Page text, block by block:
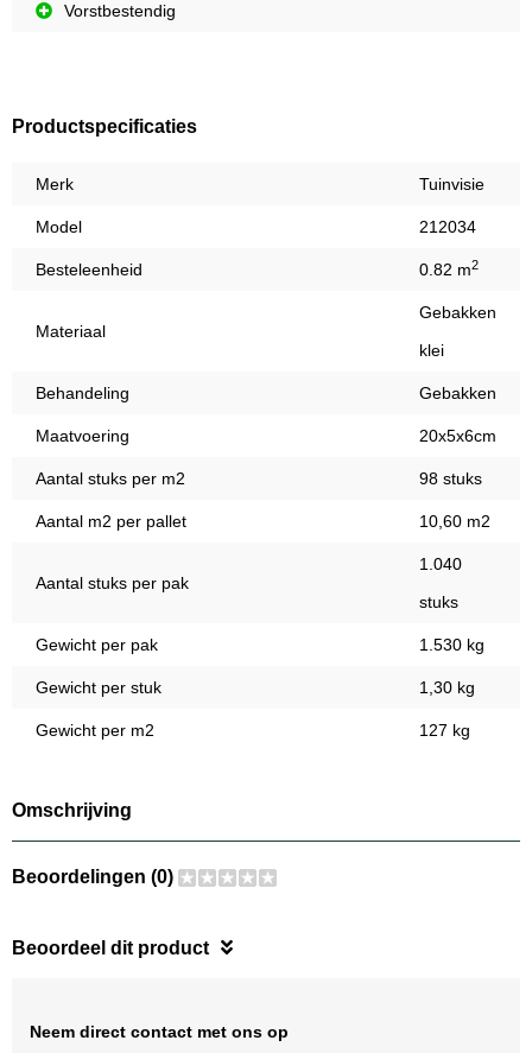
Vorstbestendig
Productspecificaties
Merk Tuinvisie
Model 212034
Besteleenheid 0.82 m2
Materiaal
Gebakken
klei
Behandeling Gebakken
Maatvoering 20x5x6cm
Aantal stuks per m2 98 stuks
Aantal m2 per pallet 10,60 m2
Aantal stuks per pak
1.040
stuks
Gewicht per pak 1.530 kg
Gewicht per stuk 1,30 kg
Gewicht per m2 127 kg
Omschrijving
Beoordelingen (0)
Beoordeel dit product
Neem direct contact met ons op